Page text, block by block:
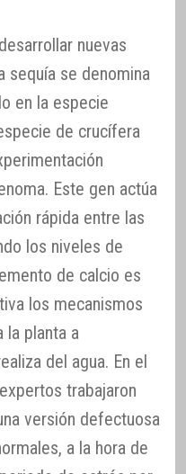
nuevas
sequía se denomina
en la especie
de crucífera
Este gen actúa
rápida entre las
los niveles de
de calcio es
los mecanismos
la planta a
del agua. En el
trabajaron
versión defectuosa
a la hora de